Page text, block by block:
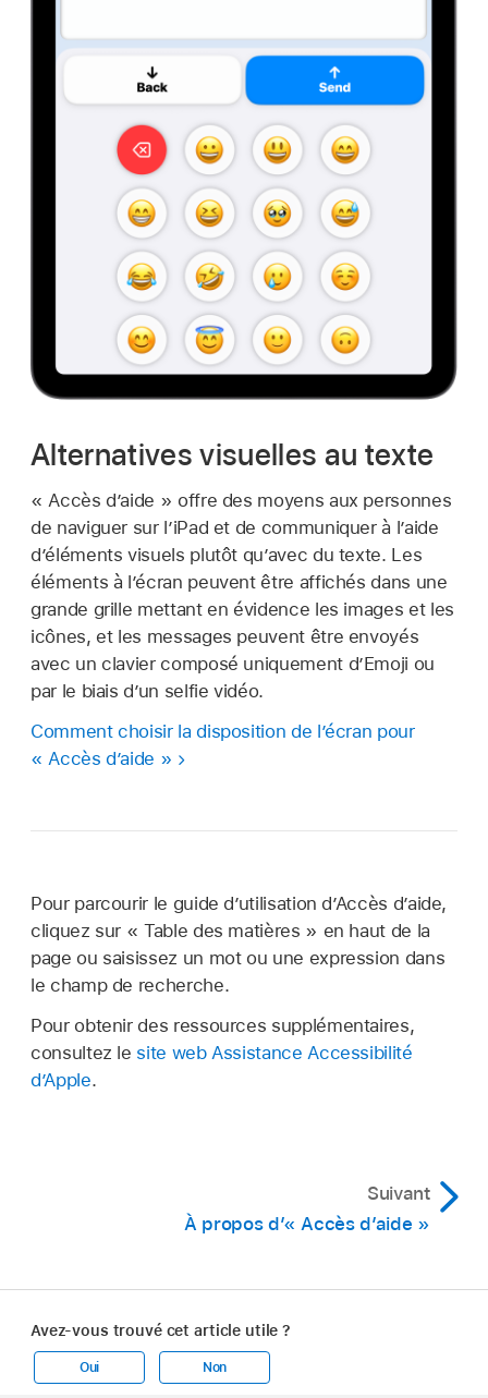
Alternatives visuelles au texte
« Accès d’aide » offre des moyens aux personnes
de naviguer sur l’iPad et de communiquer à l’aide
d’éléments visuels plutôt qu’avec du texte. Les
éléments à l’écran peuvent être affichés dans une
grande grille mettant en évidence les images et les
icônes, et les messages peuvent être envoyés
avec un clavier composé uniquement d’Emoji ou
par le biais d’un selfie vidéo.
Comment choisir la disposition de l’écran pour
« Accès d’aide »
Pour parcourir le guide d’utilisation d’Accès d’aide,
cliquez sur « Table des matières » en haut de la
page ou saisissez un mot ou une expression dans
le champ de recherche.
Pour obtenir des ressources supplémentaires,
consultez le site web Assistance Accessibilité
d’Apple.
Suivant
À propos d’« Accès d’aide »
Avez-vous trouvé cet article utile ?
Oui Non